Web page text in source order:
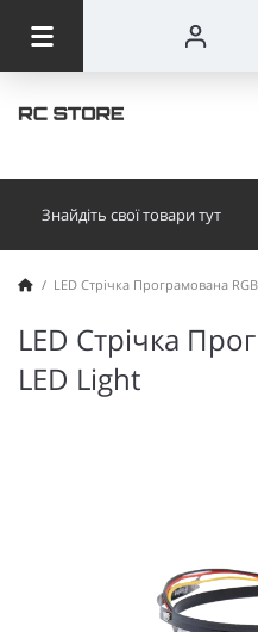
LED Стрічка Програмована
LED Стрічка
LED Light